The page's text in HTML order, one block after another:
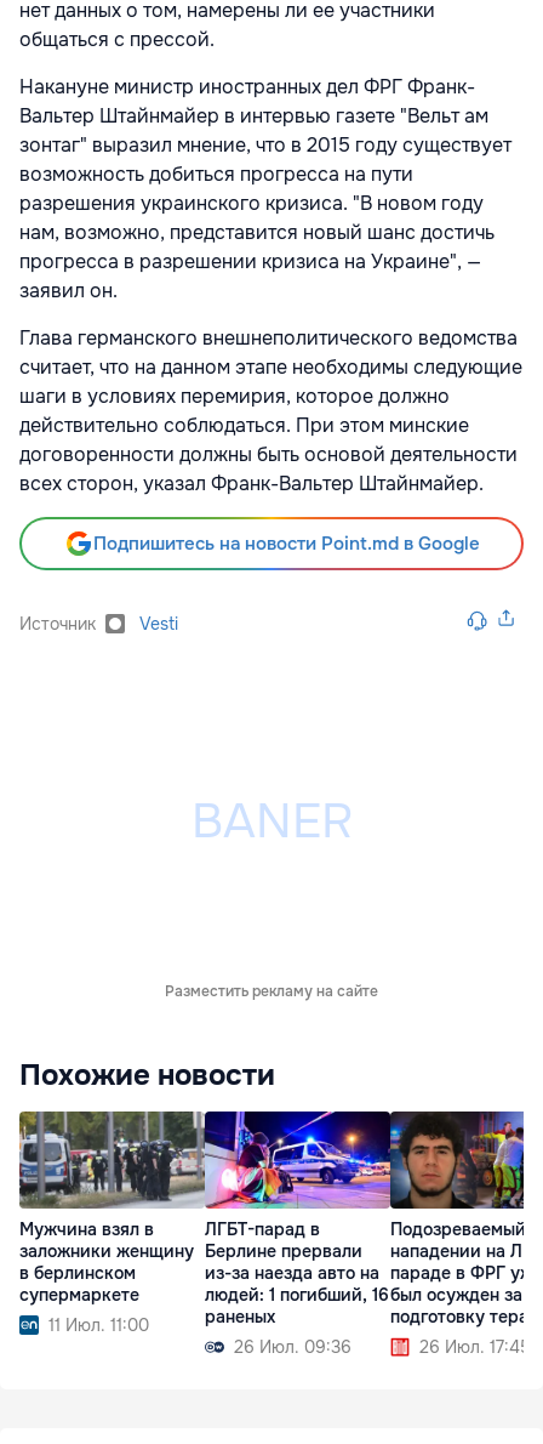
нет данных о том, намерены ли ее участники
общаться с прессой.
Накануне министр иностранных дел ФРГ Франк-
Вальтер Штайнмайер в интервью газете "Вельт ам
зонтаг" выразил мнение, что в 2015 году существует
возможность добиться прогресса на пути
разрешения украинского кризиса. "В новом году
нам, возможно, представится новый шанс достичь
прогресса в разрешении кризиса на Украине", —
заявил он.
Глава германского внешнеполитического ведомства
считает, что на данном этапе необходимы следующие
шаги в условиях перемирия, которое должно
действительно соблюдаться. При этом минские
договоренности должны быть основой деятельности
всех сторон, указал Франк-Вальтер Штайнмайер.
Подпишитесь на новости Point.md в Google
Источник Vesti
Разместить рекламу на сайте
Похожие новости
Мужчина взял в
заложники женщину
в берлинском
супермаркете
11 Июл. 11:00
ЛГБТ-парад в
Берлине прервали
из-за наезда авто на
людей: 1 погибший, 16
раненых
26 Июл. 09:36
Подозреваемый в
нападении на
параде в ФРГ уже
был осужден за
подготовку
26 Июл. 17:45